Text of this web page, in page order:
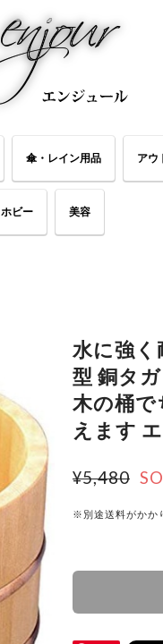
傘・レイン用品 アウ
ホビー 美容
水に強く
型 銅タ
木の桶で
えます
¥5,480
※別途送料がかか